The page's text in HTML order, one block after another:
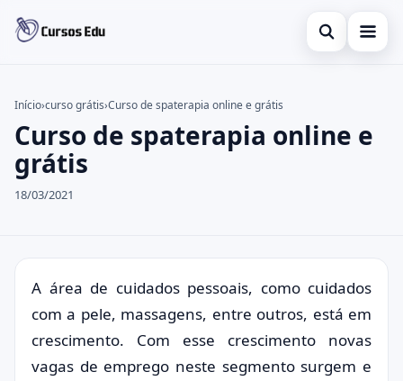
Abrir busca
Inglês
Idiomas
Buscar no site ×
Buscar por:
Pressione Enter para buscar ou ESC para fechar.
Início›curso grátis›Curso de spaterapia online e grátis
Curso de spaterapia online e
grátis
18/03/2021
A área de cuidados pessoais, como cuidados
com a pele, massagens, entre outros, está em
crescimento. Com esse crescimento novas
vagas de emprego neste segmento surgem e